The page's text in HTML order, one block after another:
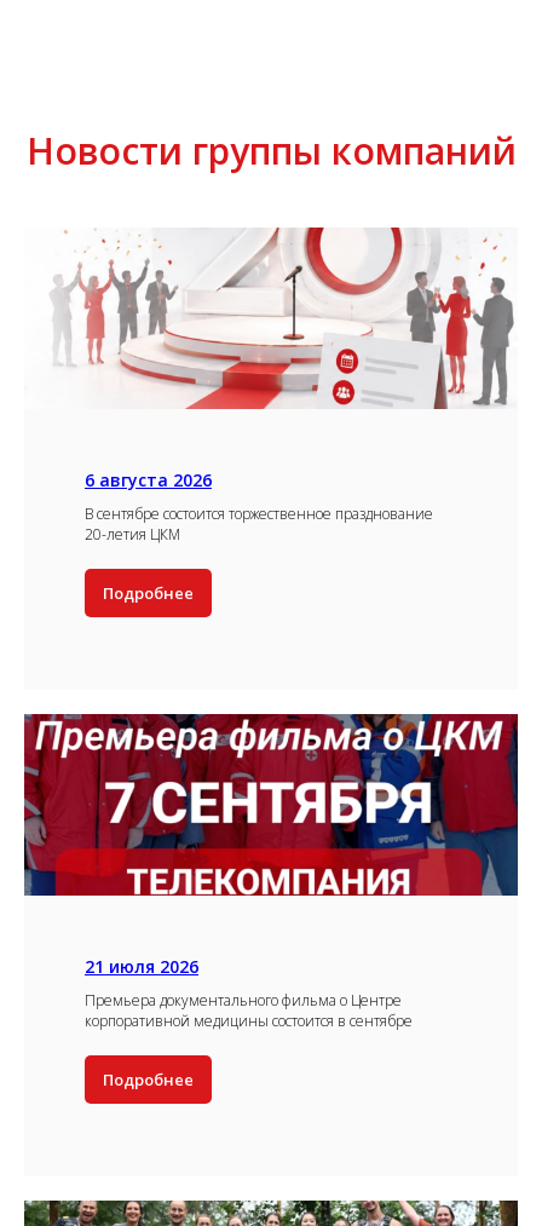
Новости группы компаний
6 августа 2026
В сентябре состоится торжественное празднование
20-летия ЦКМ
Подробнее
21 июля 2026
Премьера документального фильма о Центре
корпоративной медицины состоится в сентябре
Подробнее